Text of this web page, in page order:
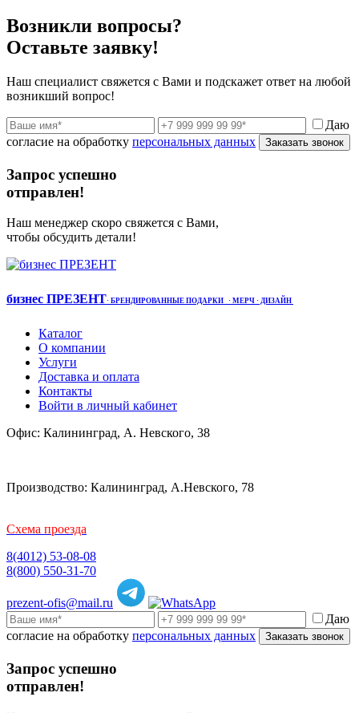
Возникли вопросы?
Оставьте заявку!
Наш специалист свяжется с Вами и подскажет ответ на любой
возникший вопрос!
Даю
согласие на обработку персональных данных Заказать звонок
Запрос успешно
отправлен!
Наш менеджер скоро свяжется с Вами,
чтобы обсудить детали!
бизнес ПРЕЗЕНТ· БРЕНДИРОВАННЫЕ ПОДАРКИ · МЕРЧ · ДИЗАЙН
Каталог
О компании
Услуги
Доставка и оплата
Контакты
Войти в личный кабинет
Офис: Калининград, А. Невского, 38
Производство: Калининград, А.Невского, 78
Схема проезда
8(4012) 53-08-08
8(800) 550-31-70
prezent-ofis@mail.ru
Даю
согласие на обработку персональных данных Заказать звонок
Запрос успешно
отправлен!